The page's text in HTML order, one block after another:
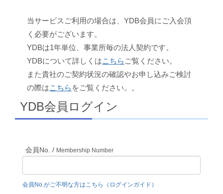
当サービスご利用の場合は、YDB会員にご入会頂
く必要がございます。
YDBは1年単位、事業所毎の法人契約です。
YDBについて詳しくはこちら ご覧ください。
また貴社のご契約状況の確認やお申し込みご検討
の際はこちら をご覧ください。。
YDB会員ログイン
会員No. / Membership Number
会員No.がご不明な方はこちら（ログインガイド）